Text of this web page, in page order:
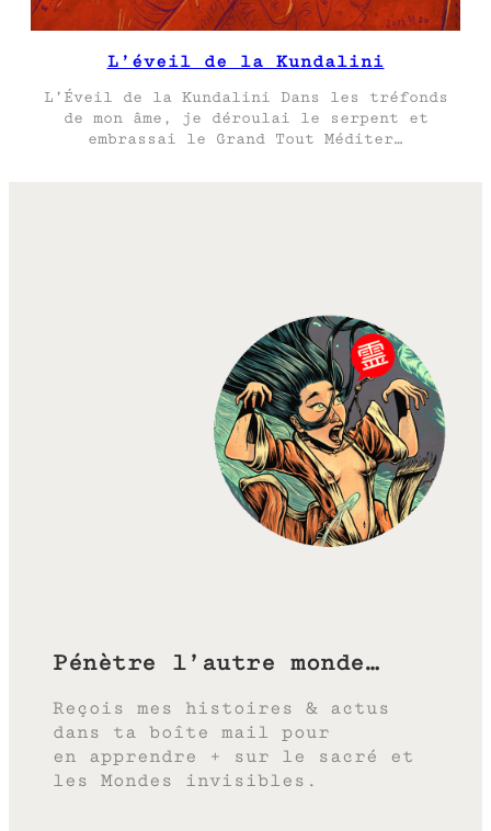
L’éveil de la Kundalini
L’Éveil de la Kundalini Dans les tréfonds
de mon âme, je déroulai le serpent et
embrassai le Grand Tout Méditer…
Pénètre l’autre monde…
Reçois mes histoires & actus
dans ta boîte mail pour
en apprendre + sur le sacré et
les Mondes invisibles.